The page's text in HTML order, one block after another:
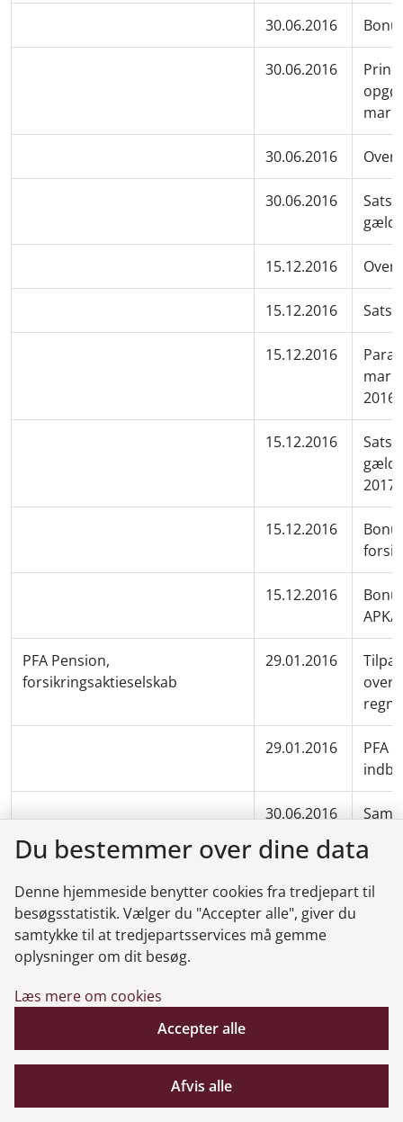
30.06.2016
30.06.2016
30.06.2016
30.06.2016
15.12.2016
15.12.2016
15.12.2016
2016
15.12.2016
2017
15.12.2016
15.12.2016
APK/
PFA Pension,
forsikringsaktieselskab
29.01.2016
29.01.2016
PFA
30.06.2016
30.06.2016
30.06.2016
Du bestemmer over dine data
Denne hjemmeside benytter cookies fra tredjepart til
besøgsstatistik. Vælger du "Accepter alle", giver du
samtykke til at tredjepartsservices må gemme
oplysninger om dit besøg.
Læs mere om cookies
Accepter alle
Afvis alle